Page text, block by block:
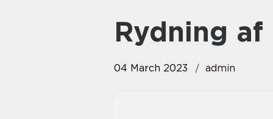
rydning
04 March 2023 admin